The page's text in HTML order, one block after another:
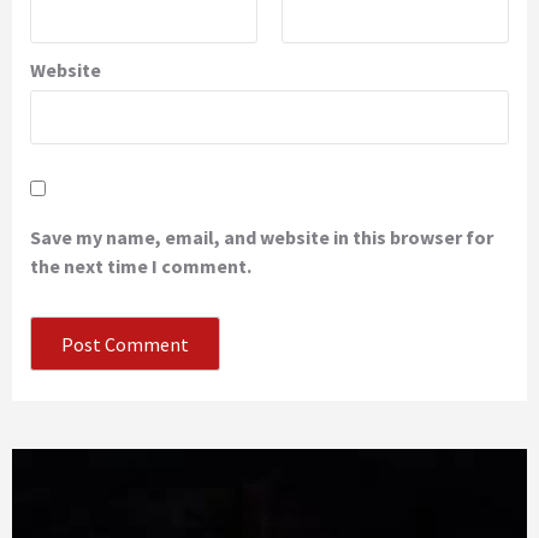
Website
Save my name, email, and website in this browser for
the next time I comment.